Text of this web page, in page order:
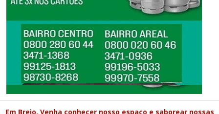
Em Brejo, Venha conhecer nosso espaço e saborear nossas